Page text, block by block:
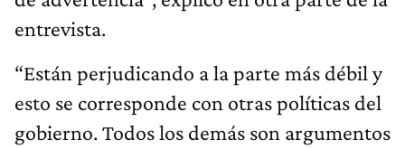
entrevista.
“Están perjudicando a la parte más débil y
esto se corresponde con otras políticas del
gobierno. Todos los demás son argumentos